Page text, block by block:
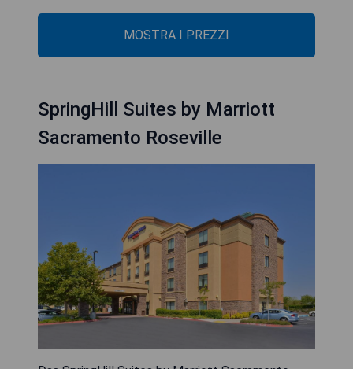
MOSTRA I PREZZI
SpringHill Suites by Marriott
Sacramento Roseville